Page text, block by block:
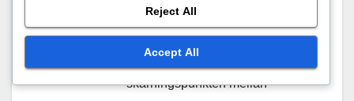
senaste inom inlösen av
Overwatch Coins. När hon inte
spelar gillar hon att skriva om
skärningspunkten mellan
Reject All
Accept All